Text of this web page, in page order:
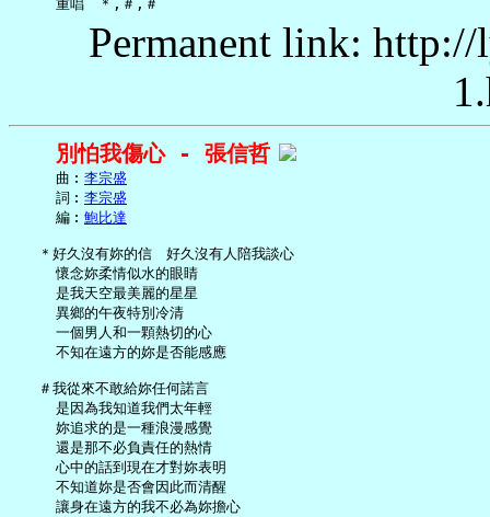
Permanent link:
別怕我傷心 - 張信哲
     曲︰
李宗盛
     詞︰
李宗盛
     編︰
鮑比達
   ＊好久沒有妳的信　好久沒有人陪我談心
     懷念妳柔情似水的眼睛
     是我天空最美麗的星星
     異鄉的午夜特別冷清
     一個男人和一顆熱切的心
     不知在遠方的妳是否能感應
   ＃我從來不敢給妳任何諾言
     是因為我知道我們太年輕
     妳追求的是一種浪漫感覺
     還是那不必負責任的熱情
     心中的話到現在才對妳表明
     不知道妳是否會因此而清醒
     讓身在遠方的我不必為妳擔心